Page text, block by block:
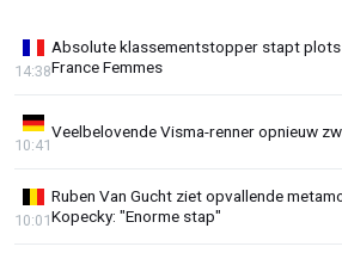
Absolute klassementstopper stapt plots
France Femmes
14:38
Veelbelovende Visma-renner opnieuw
10:41
Ruben Van Gucht ziet opvallende
Kopecky: "Enorme stap"
10:01